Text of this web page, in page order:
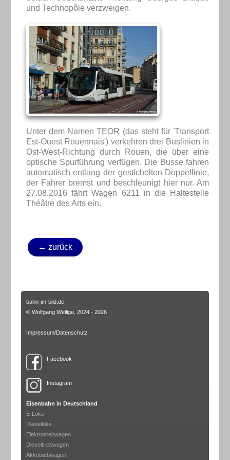
und Technopôle verzweigen.
Unter dem Namen TEOR (das steht für 'Transport
Est-Ouest Rouennais') verkehren drei Buslinien in
Ost-West-Richtung durch Rouen, die über eine
optische Spurführung verfügen. Die Busse fahren
automatisch entlang der gestichelten Doppellinie,
der Fahrer bremst und beschleunigt hier nur. Am
27.08.2016 fährt Wagen 6211 in die Haltestelle
Théâtre des Arts ein.
← zurück
bahn-im-bild.de
© Wolfgang Wellige, 2024 - 2026
Impressum/Datenschutz
Facebook
Instagram
Eisenbahn in Deutschland
E-Loks
Dieselloks
Elektrotriebwagen
Dieseltriebwagen
Akkutriebwagen